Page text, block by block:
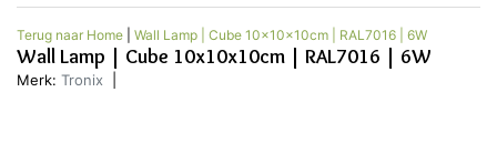
Terug naar Home Wall Lamp | Cube 10x10x10cm | RAL7016 | 6W
Wall Lamp | Cube 10x10x10cm | RAL7016 | 6W
Merk: Tronix